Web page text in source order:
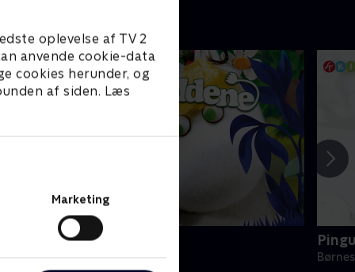
oplevelse af TV 2
anvende cookie-data
cookies herunder, og
af siden. Læs
Marketing
Mumitroldene
• 1 sæsoner